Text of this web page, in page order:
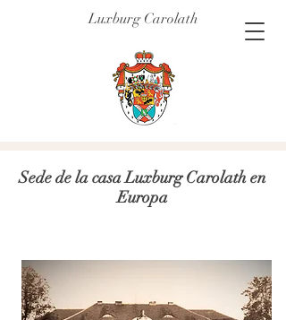
Luxburg Carolath
Sede de la casa Luxburg Carolath en
Europa